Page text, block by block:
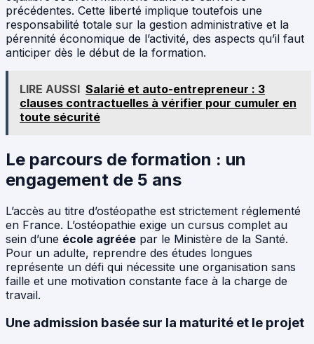
précédentes. Cette liberté implique toutefois une
responsabilité totale sur la gestion administrative et la
pérennité économique de l’activité, des aspects qu’il faut
anticiper dès le début de la formation.
LIRE AUSSI Salarié et auto-entrepreneur : 3
clauses contractuelles à vérifier pour cumuler en
toute sécurité
Le parcours de formation : un
engagement de 5 ans
L’accès au titre d’ostéopathe est strictement réglementé
en France. L’ostéopathie exige un cursus complet au
sein d’une école agréée par le Ministère de la Santé.
Pour un adulte, reprendre des études longues
représente un défi qui nécessite une organisation sans
faille et une motivation constante face à la charge de
travail.
Une admission basée sur la maturité et le projet